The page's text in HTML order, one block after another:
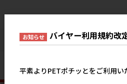
お知らせ バイヤー利用規約改
平素よりPETポチッとをご利用い